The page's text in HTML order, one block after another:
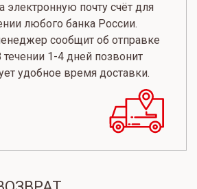
электронную почту счёт для
любого банка России.
сообщит об отправке
1-4 дней позвонит
удобное время доставки.